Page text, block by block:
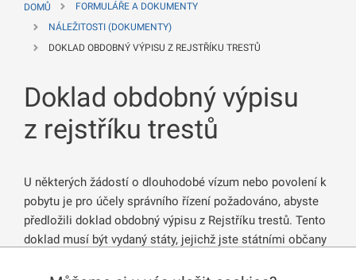
České
republiky
DOMŮ
FORMULÁŘE A DOKUMENTY
NÁLEŽITOSTI (DOKUMENTY)
DOKLAD OBDOBNÝ VÝPISU Z REJSTŘÍKU TRESTŮ
Doklad obdobný výpisu
z rejstříku trestů
U některých žádostí o dlouhodobé vízum nebo povolení k
pobytu je pro účely správního řízení požadováno, abyste
předložili doklad obdobný výpisu z Rejstříku trestů. Tento
doklad musí být vydaný státy, jejichž jste státními občany